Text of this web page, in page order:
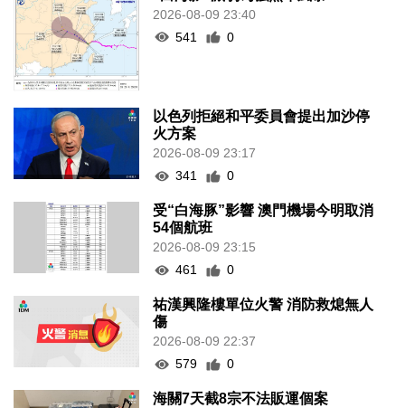
2026-08-09 23:40
541
0
以色列拒絕和平委員會提出加沙停
火方案
2026-08-09 23:17
341
0
受“白海豚”影響 澳門機場今明取消
54個航班
2026-08-09 23:15
461
0
祐漢興隆樓單位火警 消防救熄無人
傷
2026-08-09 22:37
579
0
海關7天截8宗不法販運個案